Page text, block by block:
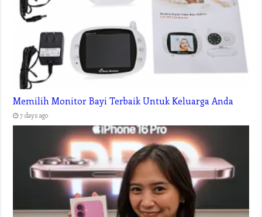
Memilih Monitor Bayi Terbaik Untuk Keluarga Anda
7 days ago